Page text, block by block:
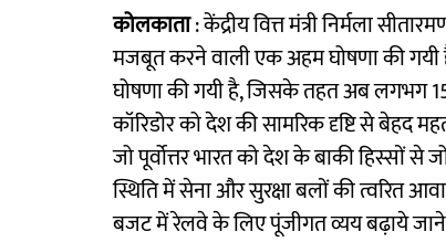
कोलकाता: केंद्रीय वित्त मंत्री निर्मला
मजबूत करने वाली एक अहम घोषणा की गयी
घोषणा की गयी है, जिसके तहत अब लगभग
कॉरिडोर को देश की सामरिक दृष्टि से बेहद
जो पूर्वोत्तर भारत को देश के बाकी हिस्सों
स्थिति में सेना और सुरक्षा बलों की त्वरित
बजट में रेलवे के लिए पूंजीगत व्यय बढ़ाये